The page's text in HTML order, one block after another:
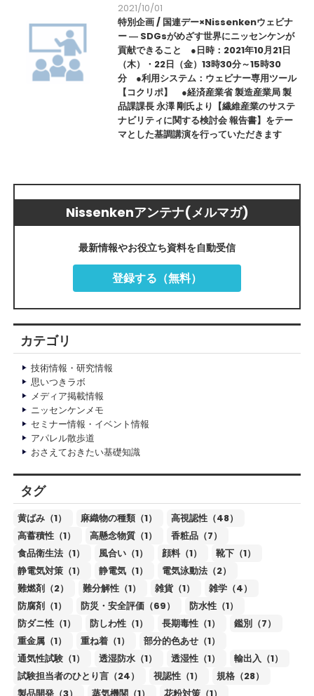
2021/10/01
特別企画 / 国連デー×Nissenkenウェビナ
ー ― SDGsがめざす世界にニッセンケンが
貢献できること ●日時：2021年10月21日
（木）・22日（金）13時30分～15時30
分 ●利用システム：ウェビナー専用ツール
【コクリポ】 ●経済産業省 製造産業局 製
品課課長 永澤 剛氏より【繊維産業のサステ
ナビリティに関する検討会 報告書】をテー
マとした基調講演を行っていただきます
Nissenkenアンテナ(メルマガ)
最新情報やお役立ち資料を自動受信
登録する（無料）
カテゴリ
技術情報・研究情報
思いつきラボ
メディア掲載情報
ニッセンケンメモ
セミナー情報・イベント情報
アパレル散歩道
おさえておきたい基礎知識
タグ
黄ばみ（1） 麻織物の種類（1）
高視認性（48）
高蓄積性（1）
高懸念物質（1）
香粧品（7）
食品衛生法（1）
風合い（1） 顔料（1）
靴下（1）
静電気対策（1）
静電気（1）
電気泳動法（2）
難燃剤（2）
難分解性（1） 雑貨（1）
雑学（4）
防腐剤（1）
防災・安全評価（69）
防水性（1）
防ダニ性（1）
防しわ性（1） 長期毒性（1）
鑑別（7）
重金属（1）
重ね着（1）
部分的色あせ（1）
通気性試験（1）
透湿防水（1） 透湿性（1）
輸出入（1）
試験担当者のひとり言（24）
視認性（1）
規格（28）